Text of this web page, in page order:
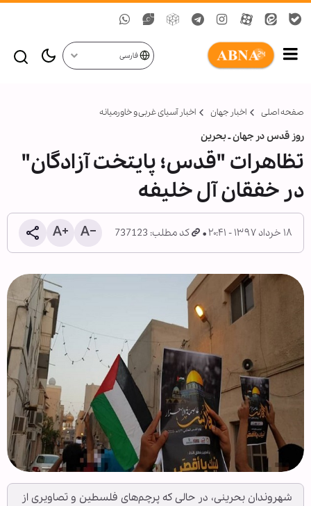
فارسی
صفحه اصلی اخبار جهان اخبار آسیای غربی و خاورمیانه
روز قدس در جهان ـ بحرین
تظاهرات "قدس؛ پایتخت آزادگان"
در خفقان آل خلیفه
۱۸ خرداد ۱۳۹۷ - ۲۰:۴۱ کد مطلب: 737123
شهروندان بحرینی، در حالی که پرچم‌های فلسطین و تصاویری از